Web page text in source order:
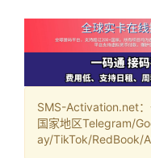
SMS-Activation.net
国家地区Telegram/
ay/TikTok/RedBook/